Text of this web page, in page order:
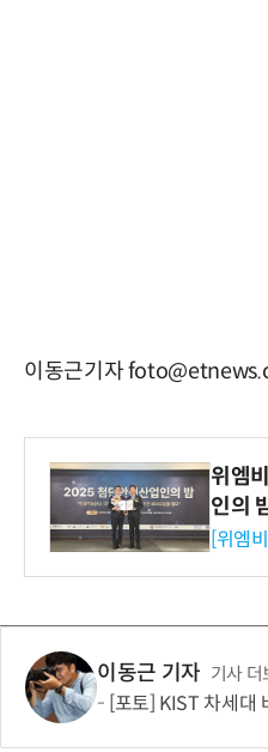
이동근기자
위엠
인의
사장
[위엠
이동근 기자 기사 더
[포토] KIST 차세대 바이러